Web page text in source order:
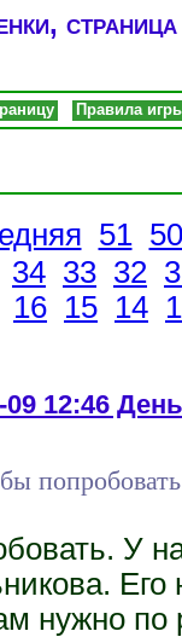
Правила
51
50
34 33 32
16 15 14
12:46
У
Его
нужно